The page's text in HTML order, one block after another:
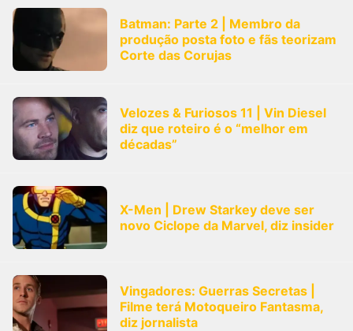
Batman: Parte 2 | Membro da
produção posta foto e fãs teorizam
Corte das Corujas
Velozes & Furiosos 11 | Vin Diesel
diz que roteiro é o “melhor em
décadas”
X-Men | Drew Starkey deve ser
novo Ciclope da Marvel, diz insider
Vingadores: Guerras Secretas |
Filme terá Motoqueiro Fantasma,
diz jornalista